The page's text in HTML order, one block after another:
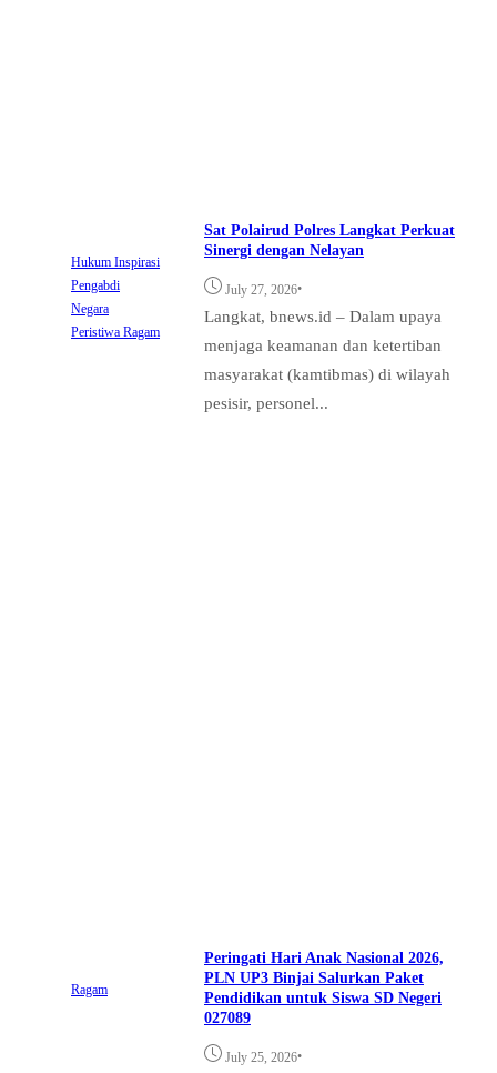
Hukum Inspirasi
Pengabdi
Negara
Peristiwa Ragam
Sat Polairud Polres Langkat Perkuat
Sinergi dengan Nelayan
July 27, 2026•
Langkat, bnews.id – Dalam upaya
menjaga keamanan dan ketertiban
masyarakat (kamtibmas) di wilayah
pesisir, personel...
Ragam
Peringati Hari Anak Nasional 2026,
PLN UP3 Binjai Salurkan Paket
Pendidikan untuk Siswa SD Negeri
027089
July 25, 2026•